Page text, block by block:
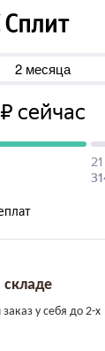
у себя до 2-х